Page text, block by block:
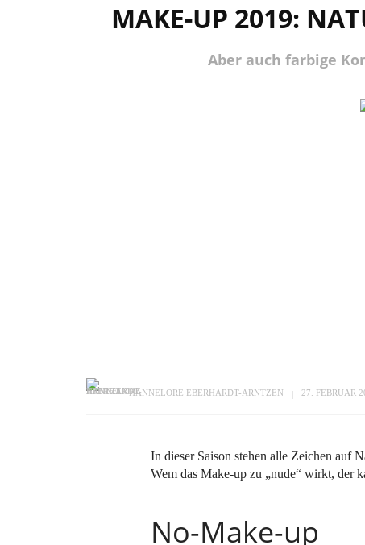
MAKE-UP 2019:
Aber auch farbige
HANNELORE EBERHARDT-ARNTZEN 27. FEBRUAR
In dieser Saison stehen alle Zeichen auf
Wem das Make-up zu „nude“ wirkt, der
No-Make-up